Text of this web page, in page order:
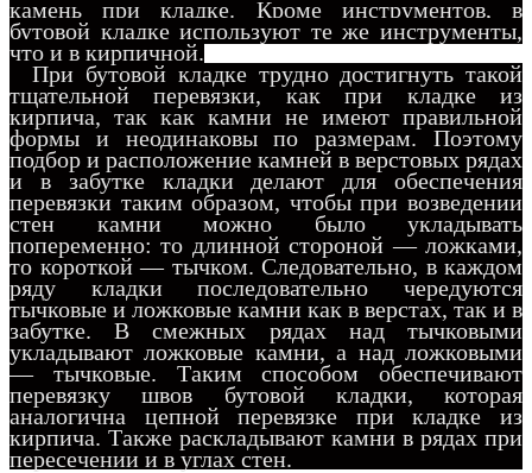
камень при кладке. Кроме инструментов, в
бутовой кладке используют те же инструменты,
что и в кирпичной.
При бутовой кладке трудно достигнуть такой
тщательной перевязки, как при кладке из
кирпича, так как камни не имеют правильной
формы и неодинаковы по размерам. Поэтому
подбор и расположение камней в верстовых рядах
и в забутке кладки делают для обеспечения
перевязки таким образом, чтобы при возведении
стен камни можно было укладывать
попеременно: то длинной стороной — ложками,
то короткой — тычком. Следовательно, в каждом
ряду кладки последовательно чередуются
тычковые и ложковые камни как в верстах, так и в
забутке. В смежных рядах над тычковыми
укладывают ложковые камни, а над ложковыми
— тычковые. Таким способом обеспечивают
перевязку швов бутовой кладки, которая
аналогична цепной перевязке при кладке из
кирпича. Также раскладывают камни в рядах при
пересечении и в углах стен.